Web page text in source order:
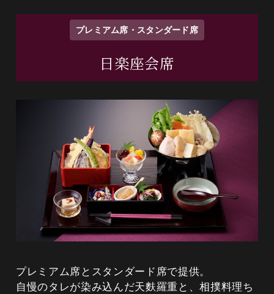
人参・豆腐・けしの実・花穂・昆布
鍋物（伊達鶏の塩麹ちゃんこ鍋）
腐・結び白滝・油揚げ・鶏つくね・鶏肉・紅
麩・人参・塩麹
揚物（揚げたて天麩羅の盛り合わせ）
海老・穴子・鱚・なす・甘長唐辛子・南瓜
焼物（国産鰻の蒲焼き）
国産鰻
プレミアム席・スタンダード席
日楽座会席
プレミアム席とスタンダード席で提供。
自慢のタレが染み込んだ天麩羅重と、相撲料理ち